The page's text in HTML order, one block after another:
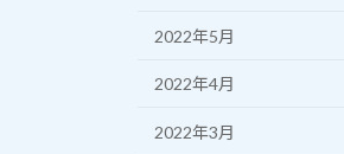
2022年5月
2022年4月
2022年3月